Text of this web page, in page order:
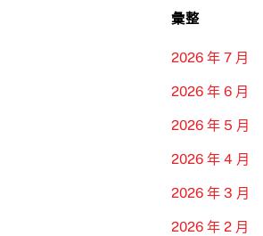
彙整
2026 年 7 月
2026 年 6 月
2026 年 5 月
2026 年 4 月
2026 年 3 月
2026 年 2 月